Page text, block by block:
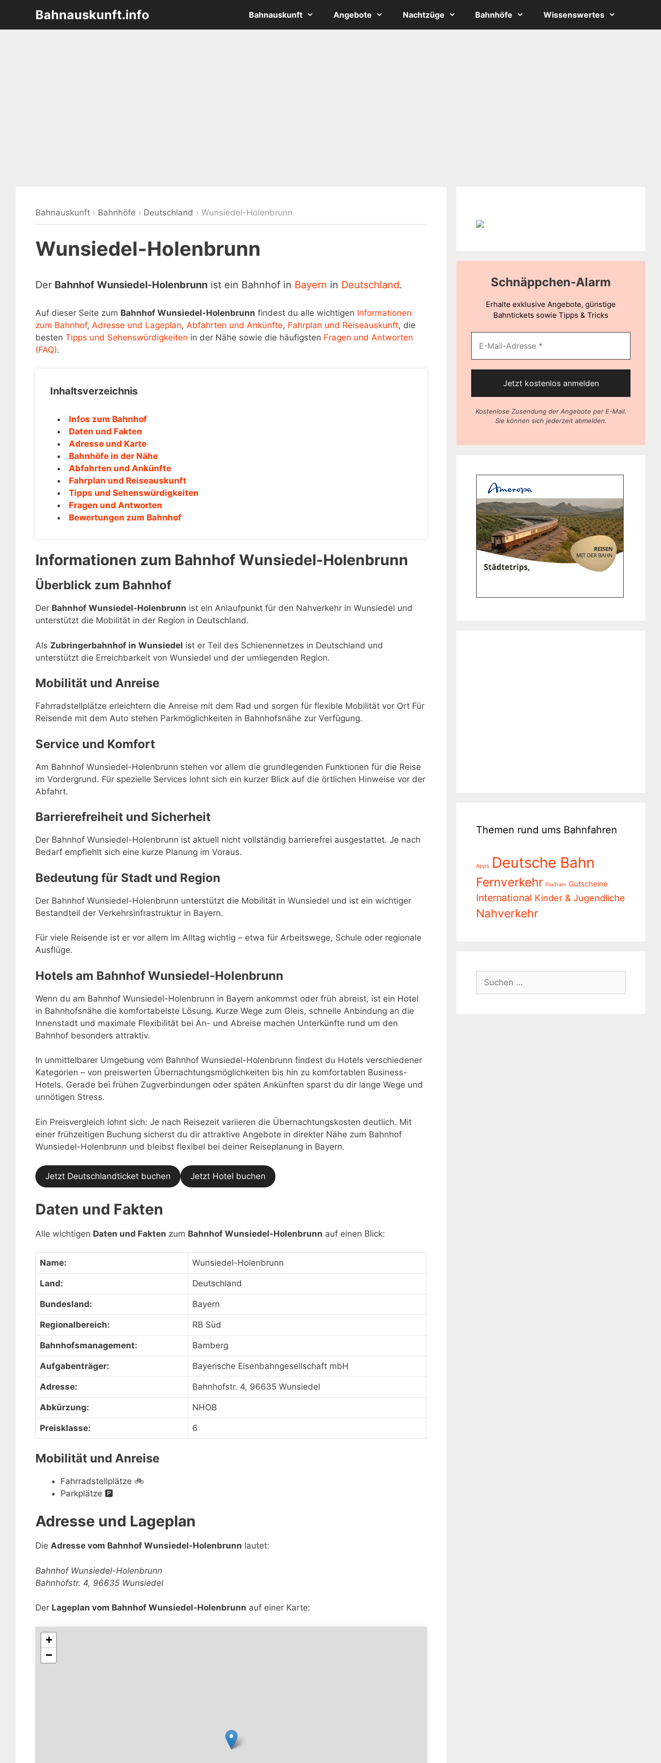
springen
Bahnauskunft.info Bahnauskunft Angebote Nachtzüge Bahnhöfe Wissenswertes
Bahnauskunft › Bahnhöfe › Deutschland › Wunsiedel-Holenbrunn
Wunsiedel-Holenbrunn
Der Bahnhof Wunsiedel-Holenbrunn ist ein Bahnhof in Bayern in Deutschland.
Auf dieser Seite zum Bahnhof Wunsiedel-Holenbrunn findest du alle wichtigen Informationen
zum Bahnhof, Adresse und Lageplan, Abfahrten und Ankünfte, Fahrplan und Reiseauskunft, die
besten Tipps und Sehenswürdigkeiten in der Nähe sowie die häufigsten Fragen und Antworten
(FAQ).
Inhaltsverzeichnis
Infos zum Bahnhof
Daten und Fakten
Adresse und Karte
Bahnhöfe in der Nähe
Abfahrten und Ankünfte
Fahrplan und Reiseauskunft
Tipps und Sehenswürdigkeiten
Fragen und Antworten
Bewertungen zum Bahnhof
Informationen zum Bahnhof Wunsiedel-Holenbrunn
Überblick zum Bahnhof
Der Bahnhof Wunsiedel-Holenbrunn ist ein Anlaufpunkt für den Nahverkehr in Wunsiedel und
unterstützt die Mobilität in der Region in Deutschland.
Als Zubringerbahnhof in Wunsiedel ist er Teil des Schienennetzes in Deutschland und
unterstützt die Erreichbarkeit von Wunsiedel und der umliegenden Region.
Mobilität und Anreise
Fahrradstellplätze erleichtern die Anreise mit dem Rad und sorgen für flexible Mobilität vor Ort Für
Reisende mit dem Auto stehen Parkmöglichkeiten in Bahnhofsnähe zur Verfügung.
Service und Komfort
Am Bahnhof Wunsiedel-Holenbrunn stehen vor allem die grundlegenden Funktionen für die Reise
im Vordergrund. Für spezielle Services lohnt sich ein kurzer Blick auf die örtlichen Hinweise vor der
Abfahrt.
Barrierefreiheit und Sicherheit
Der Bahnhof Wunsiedel-Holenbrunn ist aktuell nicht vollständig barrierefrei ausgestattet. Je nach
Bedarf empfiehlt sich eine kurze Planung im Voraus.
Bedeutung für Stadt und Region
Der Bahnhof Wunsiedel-Holenbrunn unterstützt die Mobilität in Wunsiedel und ist ein wichtiger
Bestandteil der Verkehrsinfrastruktur in Bayern.
Für viele Reisende ist er vor allem im Alltag wichtig – etwa für Arbeitswege, Schule oder regionale
Ausflüge.
Hotels am Bahnhof Wunsiedel-Holenbrunn
Wenn du am Bahnhof Wunsiedel-Holenbrunn in Bayern ankommst oder früh abreist, ist ein Hotel
in Bahnhofsnähe die komfortabelste Lösung. Kurze Wege zum Gleis, schnelle Anbindung an die
Innenstadt und maximale Flexibilität bei An- und Abreise machen Unterkünfte rund um den
Bahnhof besonders attraktiv.
In unmittelbarer Umgebung vom Bahnhof Wunsiedel-Holenbrunn findest du Hotels verschiedener
Kategorien – von preiswerten Übernachtungsmöglichkeiten bis hin zu komfortablen Business-
Hotels. Gerade bei frühen Zugverbindungen oder späten Ankünften sparst du dir lange Wege und
unnötigen Stress.
Ein Preisvergleich lohnt sich: Je nach Reisezeit variieren die Übernachtungskosten deutlich. Mit
einer frühzeitigen Buchung sicherst du dir attraktive Angebote in direkter Nähe zum Bahnhof
Wunsiedel-Holenbrunn und bleibst flexibel bei deiner Reiseplanung in Bayern.
Jetzt Deutschlandticket buchen Jetzt Hotel buchen
Daten und Fakten
Alle wichtigen Daten und Fakten zum Bahnhof Wunsiedel-Holenbrunn auf einen Blick:
Name: Wunsiedel-Holenbrunn
Land: Deutschland
Bundesland: Bayern
Regionalbereich: RB Süd
Bahnhofsmanagement: Bamberg
Aufgabenträger: Bayerische Eisenbahngesellschaft mbH
Adresse: Bahnhofstr. 4, 96635 Wunsiedel
Abkürzung: NHOB
Preisklasse: 6
Mobilität und Anreise
Fahrradstellplätze 🚲
Parkplätze 🅿️
Adresse und Lageplan
Die Adresse vom Bahnhof Wunsiedel-Holenbrunn lautet:
Bahnhof Wunsiedel-Holenbrunn
Bahnhofstr. 4, 96635 Wunsiedel
Der Lageplan vom Bahnhof Wunsiedel-Holenbrunn auf einer Karte:
+
−
Schnäppchen-Alarm
Erhalte exklusive Angebote, günstige
Bahntickets sowie Tipps & Tricks
Kostenlose Zusendung der Angebote per E-Mail.
Sie können sich jederzeit abmelden.
Themen rund ums Bahnfahren
Apps Deutsche Bahn
Fernverkehr FlixTrain Gutscheine
International Kinder & Jugendliche
Nahverkehr
nach: